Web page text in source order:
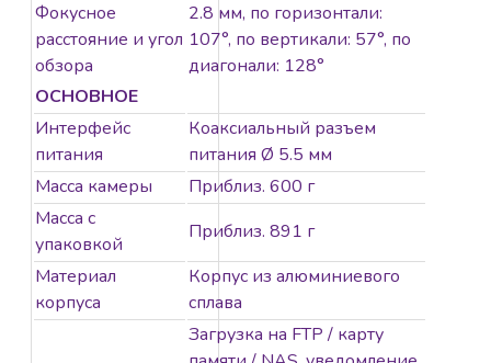
Фокусное
расстояние и угол
обзора
2.8 мм, по горизонтали:
107°, по вертикали: 57°, по
диагонали: 128°
ОСНОВНОЕ
Интерфейс
питания
Коаксиальный разъем
питания Ø 5.5 мм
Масса камеры
Приблиз. 600 г
Масса с
упаковкой
Приблиз. 891 г
Материал
корпуса
Корпус из алюминиевого
сплава
Загрузка на FTP / карту